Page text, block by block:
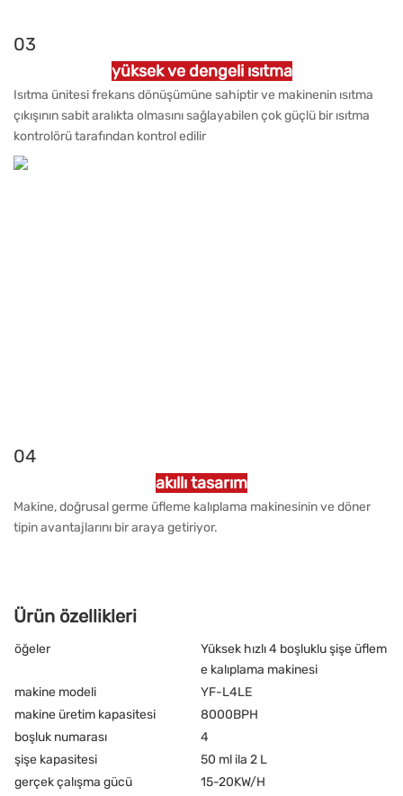
03
yüksek ve dengeli ısıtma
Isıtma ünitesi frekans dönüşümüne sahiptir ve makinenin ısıtma
çıkışının sabit aralıkta olmasını sağlayabilen çok güçlü bir ısıtma
kontrolörü tarafından kontrol edilir
04
akıllı tasarım
Makine, doğrusal germe üfleme kalıplama makinesinin ve döner
tipin avantajlarını bir araya getiriyor.
Ürün özellikleri
öğeler
Yüksek hızlı 4 boşluklu şişe üflem
e kalıplama makinesi
makine modeli
YF-L4LE
makine üretim kapasitesi
8000BPH
boşluk numarası
4
şişe kapasitesi
50 ml ila 2 L
gerçek çalışma gücü
15-20KW/H